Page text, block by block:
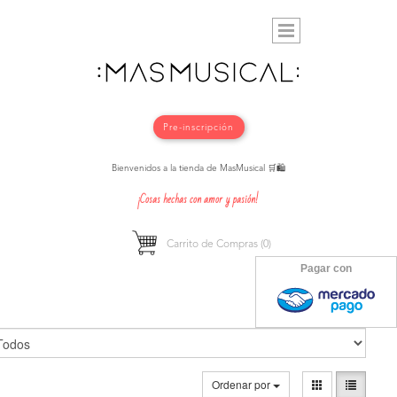
Pre-inscripción
Bienvenidos a la tienda de MasMusical 🛒🛍️
¡Cosas hechas con amor y pasión!
Carrito de Compras (0)
Pagar con
Ordenar por